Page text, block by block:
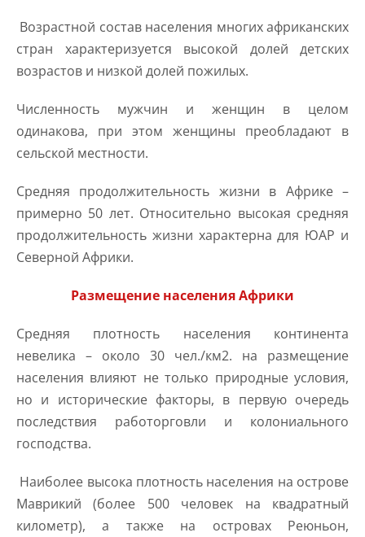
Возрастной состав населения многих африканских
стран характеризуется высокой долей детских
возрастов и низкой долей пожилых.
Численность мужчин и женщин в целом
одинакова, при этом женщины преобладают в
сельской местности.
Средняя продолжительность жизни в Африке –
примерно 50 лет. Относительно высокая средняя
продолжительность жизни характерна для ЮАР и
Северной Африки.
Размещение населения Африки
Средняя плотность населения континента
невелика – около 30 чел./км2. на размещение
населения влияют не только природные условия,
но и исторические факторы, в первую очередь
последствия работорговли и колониального
господства.
Наиболее высока плотность населения на острове
Маврикий (более 500 человек на квадратный
километр), а также на островах Реюньон,